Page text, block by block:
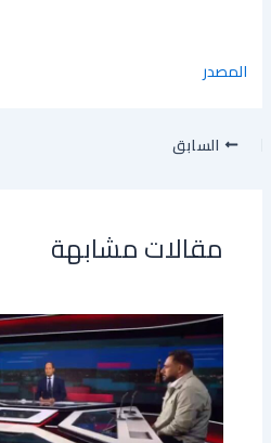
المصدر
السابق
مقالات مشابهة